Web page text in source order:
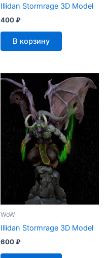
Illidan Stormrage 3D Model
400₽
В корзину
WoW
Illidan Stormrage 3D Model
600₽